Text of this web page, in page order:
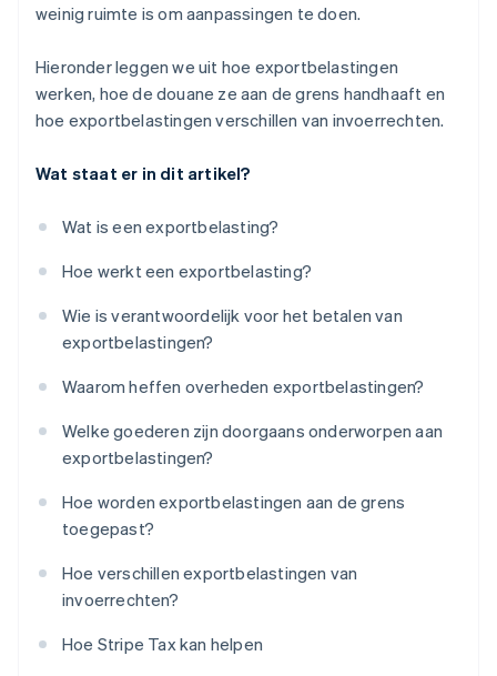
weinig ruimte is om aanpassingen te doen.
Hieronder leggen we uit hoe exportbelastingen
werken, hoe de douane ze aan de grens handhaaft en
hoe exportbelastingen verschillen van invoerrechten.
Wat staat er in dit artikel?
Wat is een exportbelasting?
Hoe werkt een exportbelasting?
Wie is verantwoordelijk voor het betalen van
exportbelastingen?
Waarom heffen overheden exportbelastingen?
Welke goederen zijn doorgaans onderworpen aan
exportbelastingen?
Hoe worden exportbelastingen aan de grens
toegepast?
Hoe verschillen exportbelastingen van
invoerrechten?
Hoe Stripe Tax kan helpen